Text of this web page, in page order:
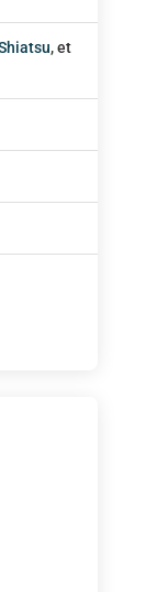
, et